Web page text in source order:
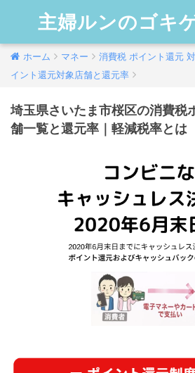
主婦ルンのゴキ
ホーム マネー 消費税 ポイント還元
イント還元対象店舗と還元率
埼玉県さいたま市桜区の消費税
舗一覧と還元率｜軽減税率とは